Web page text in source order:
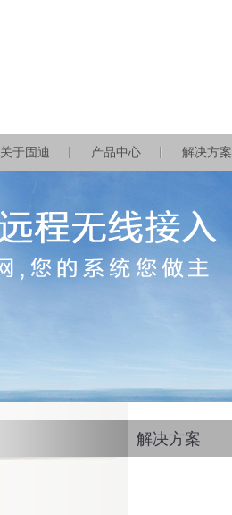
关于固迪 产品中心 解决方案
解决方案